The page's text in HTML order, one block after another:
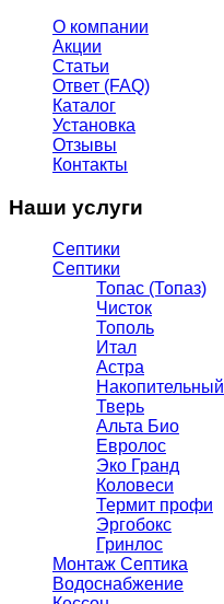
О компании
Акции
Статьи
Ответ (FAQ)
Каталог
Установка
Отзывы
Контакты
Наши услуги
Септики
Септики
Топас (Топаз)
Чисток
Тополь
Итал
Астра
Накопительный
Тверь
Альта Био
Евролос
Эко Гранд
Коловеси
Термит профи
Эргобокс
Гринлос
Монтаж Септика
Водоснабжение